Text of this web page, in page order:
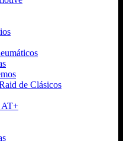
de Clásicos
AT+